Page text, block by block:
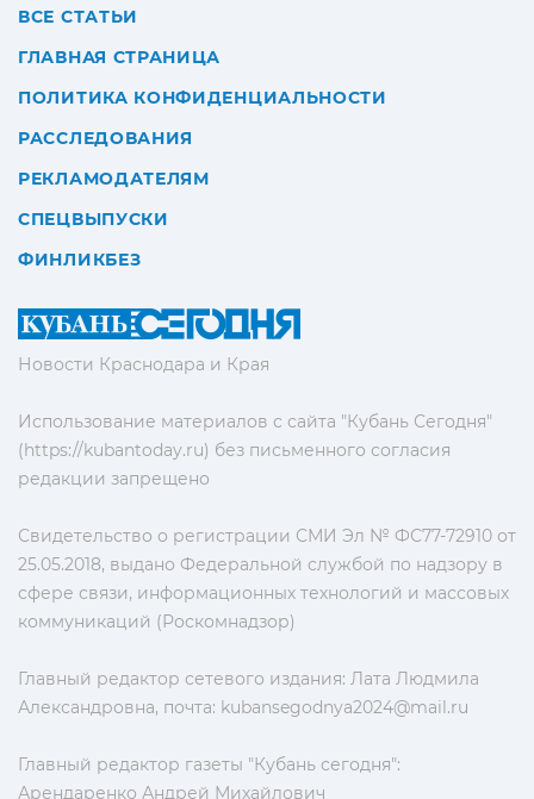
Новости Краснодара и Края
Использование материалов с сайта "Кубань Сегодня"
(https://kubantoday.ru) без письменного согласия
редакции запрещено
Свидетельство о регистрации СМИ Эл № ФС77-72910 от
25.05.2018, выдано Федеральной службой по надзору в
сфере связи, информационных технологий и массовых
коммуникаций (Роскомнадзор)
Главный редактор сетевого издания: Лата Людмила
Александровна, почта: kubansegodnya2024@mail.ru
Главный редактор газеты "Кубань сегодня":
Арендаренко Андрей Михайлович
ВСЕ СТАТЬИ
ГЛАВНАЯ СТРАНИЦА
ПОЛИТИКА КОНФИДЕНЦИАЛЬНОСТИ
РАССЛЕДОВАНИЯ
РЕКЛАМОДАТЕЛЯМ
СПЕЦВЫПУСКИ
ФИНЛИКБЕЗ